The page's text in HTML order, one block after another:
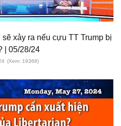
xảy ra nếu cựu TT Trump bị
| 05/28/24
(Xem: 19368)